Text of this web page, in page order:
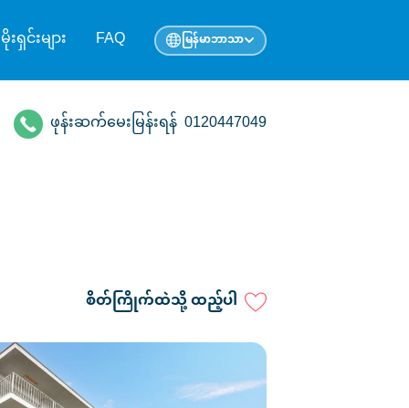
ရှင်းများ FAQ မြန်မာဘာသာ
ဖုန်းဆက်မေးမြန်းရန် 0120447049
စိတ်ကြိုက်ထဲသို့ ထည့်ပါ